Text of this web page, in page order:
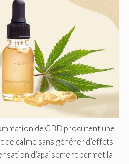
de CBD procurent une
de calme sans générer d’effets
d’apaisement permet la